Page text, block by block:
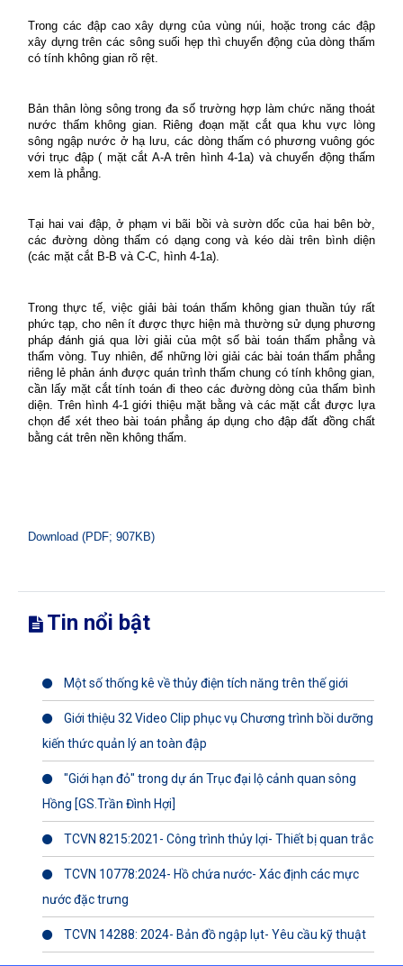
Trong các đập cao xây dựng của vùng núi, hoặc trong các đập
xây dựng trên các sông suối hẹp thì chuyển động của dòng thấm
có tính không gian rõ rệt.
Bản thân lòng sông trong đa số trường hợp làm chức năng thoát
nước thấm không gian. Riêng đoạn mặt cắt qua khu vực lòng
sông ngập nước ở hạ lưu, các dòng thấm có phương vuông góc
với trục đập ( mặt cắt A-A trên hình 4-1a) và chuyển động thấm
xem là phẳng.
Tại hai vai đập, ở phạm vi bãi bồi và sườn dốc của hai bên bờ,
các đường dòng thấm có dạng cong và kéo dài trên bình diện
(các mặt cắt B-B và C-C, hình 4-1a).
Trong thực tế, việc giải bài toán thấm không gian thuần túy rất
phức tạp, cho nên ít được thực hiện mà thường sử dụng phương
pháp đánh giá qua lời giải của một số bài toán thấm phẳng và
thấm vòng. Tuy nhiên, để những lời giải các bài toán thấm phẳng
riêng lẻ phản ánh được quán trình thấm chung có tính không gian,
cần lấy mặt cắt tính toán đi theo các đường dòng của thấm bình
diện. Trên hình 4-1 giới thiệu mặt bằng và các mặt cắt được lựa
chọn để xét theo bài toán phẳng áp dụng cho đập đất đồng chất
bằng cát trên nền không thấm.
Download (PDF; 907KB)
Tin nổi bật
Một số thống kê về thủy điện tích năng trên thế giới
Giới thiệu 32 Video Clip phục vụ Chương trình bồi dưỡng
kiến thức quản lý an toàn đập
"Giới hạn đỏ" trong dự án Trục đại lộ cảnh quan sông
Hồng [GS.Trần Đình Hợi]
TCVN 8215:2021- Công trình thủy lợi- Thiết bị quan trắc
TCVN 10778:2024- Hồ chứa nước- Xác định các mực
nước đặc trưng
TCVN 14288: 2024- Bản đồ ngập lụt- Yêu cầu kỹ thuật